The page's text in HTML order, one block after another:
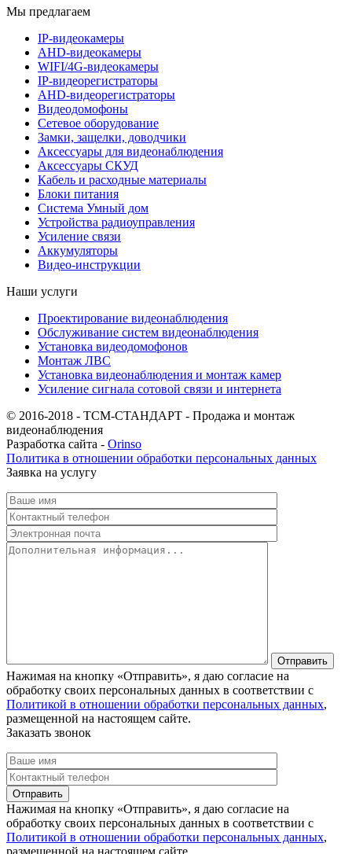
Мы предлагаем
IP-видеокамеры
AHD-видеокамеры
WIFI/4G-видеокамеры
IP-видеорегистраторы
AHD-видеорегистраторы
Видеодомофоны
Сетевое оборудование
Замки, защелки, доводчики
Аксессуары для видеонаблюдения
Аксессуары СКУД
Кабель и расходные материалы
Блоки питания
Система Умный дом
Устройства радиоуправления
Усиление связи
Аккумуляторы
Видео-инструкции
Наши услуги
Проектирование видеонаблюдения
Обслуживание систем видеонаблюдения
Установка видеодомофонов
Монтаж ЛВС
Установка видеонаблюдения и монтаж камер
Усиление сигнала сотовой связи и интернета
© 2016-2018 - ТСМ-СТАНДАРТ - Продажа и монтаж
видеонаблюдения
Разработка сайта - Orinso
Политика в отношении обработки персональных данных
Заявка на услугу
Нажимая на кнопку «Отправить», я даю согласие на
обработку своих персональных данных в соответствии с
Политикой в отношении обработки персональных данных,
размещенной на настоящем сайте.
Заказать звонок
Нажимая на кнопку «Отправить», я даю согласие на
обработку своих персональных данных в соответствии с
Политикой в отношении обработки персональных данных,
размещенной на настоящем сайте.